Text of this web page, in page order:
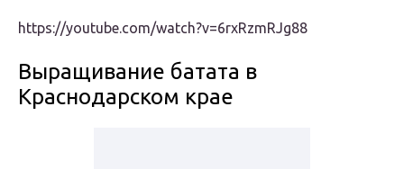
https://youtube.com/watch?v=6rxRzmRJg88
Выращивание батата в
Краснодарском крае